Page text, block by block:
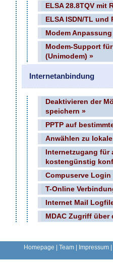
ELSA 28.8TQV mit
ELSA ISDN/TL und
Modem
Modem-Support
(Unimodem) »
Internetanbindung
Deaktivieren der
speichern »
PPTP auf
Anwählen zu
Internetzugang für
kostengünstig
Compuserve Login
T-Online
Internet Mail
MDAC Zugriff über
Homepage Team| Impressum|